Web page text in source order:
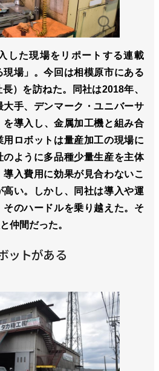
した現場をリポートする連載
現場」。今回は相模原市にある
）を訪ねた。同社は2018年、
手、デンマーク・ユニバーサ
導入し、金属加工機と組み合
ロボットは量産加工の現場に
ように多品種少量生産を主体
入費用に効果が見合わないこ
高い。しかし、同社は導入や運
そのハードルを乗り越えた。そ
仲間だった。
ットがある